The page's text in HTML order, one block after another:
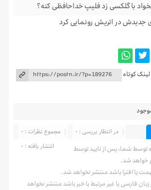
با گلکسی زد فلیپ خداحافظی کنه؟
جدیدش در اتریش رونمایی کرد
لینک کوتاه
مجموع نظرات : 0
در انتظار بررسی : 0
انتشار یافته : 0
توسط شما، پس از تایید توسط
خواهد شد.
یا افترا باشد منتشر نخواهد شد.
زبان فارسی یا غیر مرتبط با خبر باشد منتشر نخواهد